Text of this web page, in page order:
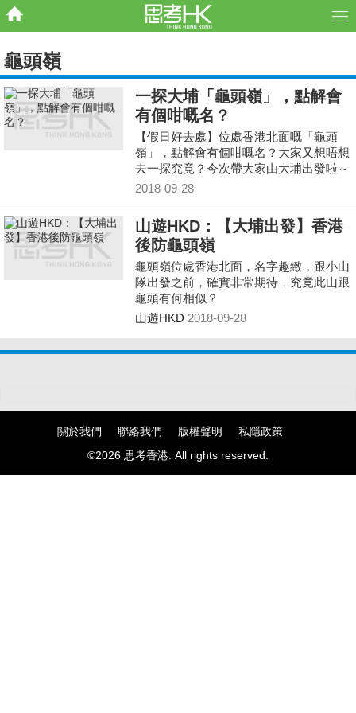
龜頭嶺
一探大埔「龜頭嶺」，點解會
有個咁嘅名？
【假日好去處】位處香港北面嘅「龜頭
嶺」，點解會有個咁嘅名？大家又想唔想
去一探究竟？今次帶大家由大埔出發啦～
2018-09-28
山遊HKD：【大埔出發】香港
後防龜頭嶺
龜頭嶺位處香港北面，名字趣緻，跟小山
隊出發之前，確實非常期待，究竟此山跟
龜頭有何相似？
山遊HKD 2018-09-28
關於我們 聯絡我們 版權聲明
私隱政策
©2026 思考香港. All rights reserved.